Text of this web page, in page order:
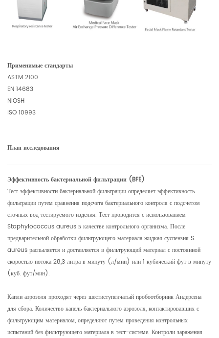
Применимые стандарты
ASTM 2100
EN 14683
NIOSH
ISO 10993
План исследования
Эффективность бактериальной фильтрации (BFE)
Тест эффективности бактериальной фильтрации определяет эффективность
фильтрации путем сравнения подсчета бактериального контроля с подсчетом
сточных вод тестируемого изделия. Тест проводится с использованием
Staphylococcus aureus в качестве контрольного организма. После
предварительной обработки фильтрующего материала жидкая суспензия S.
aureus распыляется и доставляется в фильтрующий материал с постоянной
скоростью потока 28,3 литра в минуту (л/мин) или 1 кубический фут в минуту
(куб. фут/мин).
Капли аэрозоля проходят через шестиступенчатый пробоотборник Андерсена
для сбора. Количество капель бактериального аэрозоля, контактировавших с
фильтрующим материалом, определяют путем проведения контрольных
испытаний без фильтрующего материала в тест-системе. Контроли заражения